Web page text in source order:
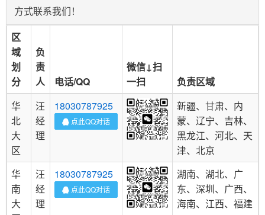
方式联系我们！
区
域
划
分
负
责
人
电话/QQ
微信↓扫
一扫
负责区域
华
北
大
区
汪
经
理
18030787925
点此QQ对话
新疆、甘肃、内
蒙、辽宁、吉林、
黑龙江、河北、天
津、北京
华
南
大
汪
经
理
18030787925
点此QQ对话
湖南、湖北、广
东、深圳、广西、
海南、江西、福建